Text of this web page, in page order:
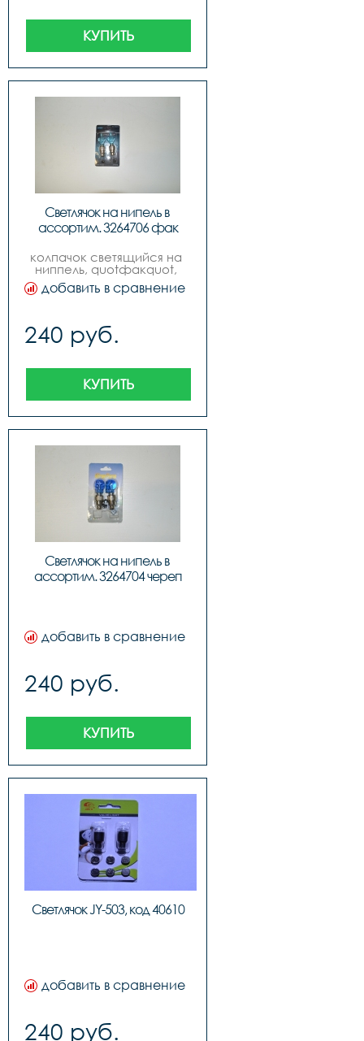
КУПИТЬ
Светлячок на нипель в
ассортим. 3264706 фак
колпачок светящийся на
ниппель, quotфакquot,
инд. упак. блистер,
русский дизайн, бренд
добавить в сравнение
240 руб.
КУПИТЬ
Светлячок на нипель в
ассортим. 3264704 череп
добавить в сравнение
240 руб.
КУПИТЬ
Светлячок JY-503, код 40610
добавить в сравнение
240 руб.